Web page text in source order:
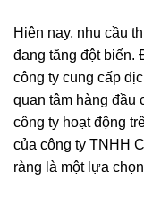
Hiện nay, nhu cầu
đang tăng đột biến.
công ty cung cấp
quan tâm hàng đầu
công ty hoạt động
của công ty TNHH
ràng là một lựa